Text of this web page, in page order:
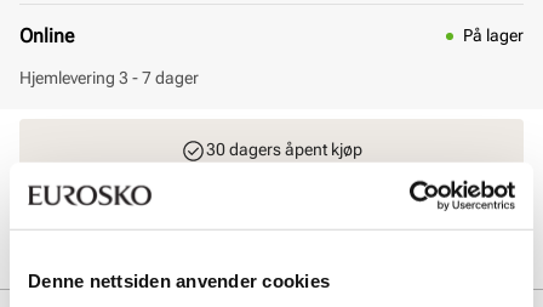
Denne nettsiden anvender cookies
Online På lager
Hjemlevering 3 - 7 dager
30 dagers åpent kjøp
Gratis retur i butikk